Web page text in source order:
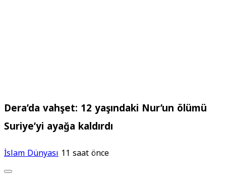
Dera’da vahşet: 12 yaşındaki Nur’un ölümü
Suriye’yi ayağa kaldırdı
İslam Dünyası 11 saat önce